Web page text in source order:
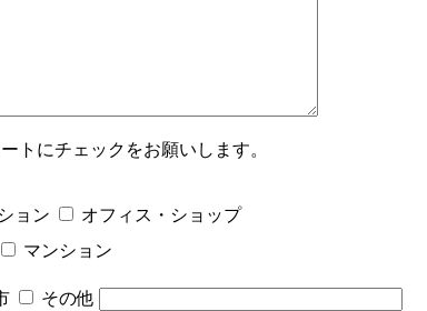
トにチェックをお願いします。
ョン
オフィス・ショップ
マンション
その他